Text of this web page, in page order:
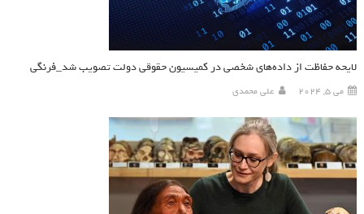
لایحه حفاظت از داده‌های شخصی در کمیسیون حقوقی دولت تصویب شد_فرنگی
می 5, 2024 علی محمدی